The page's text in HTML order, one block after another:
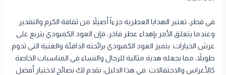
في قطر، تعتبر الهدايا العطرية جزءاً أصيلاً من ثقافة الكرم والتقدير.
وعندما يتعلق الأمر بإهداء عطر فاخر، فإن العود الكمبودي يتربع على
عرش الخيارات. يتميز العود الكمبودي برائحته الدافئة والغنية التي تدوم
طويلاً، مما يجعله هدية مثالية للرجال والنساء في المناسبات الخاصة
كالأعراس والاحتفالات. في هذا الدليل، نقدم لك نصائح لاختيار أفضل